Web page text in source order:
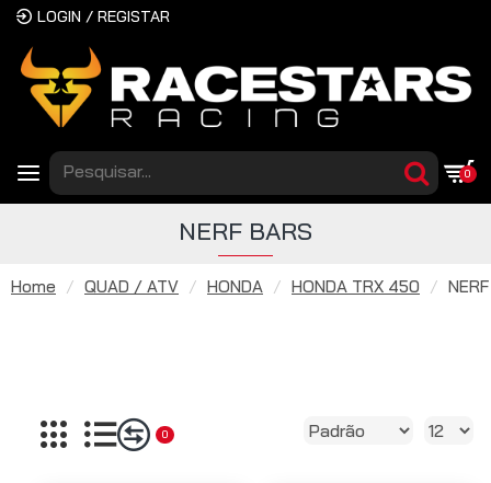
LOGIN / REGISTAR
0
Home QUAD / ATV HONDA HONDA TRX 450
NERF BARS
0